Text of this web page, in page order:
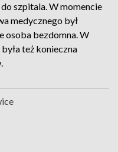
szpitala. W momencie
medycznego był
osoba bezdomna. W
też konieczna